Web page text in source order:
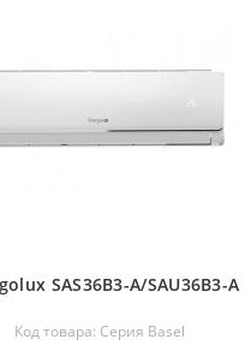
SAS36B3-A/SAU36B3-A
Код товара: Серия Basel